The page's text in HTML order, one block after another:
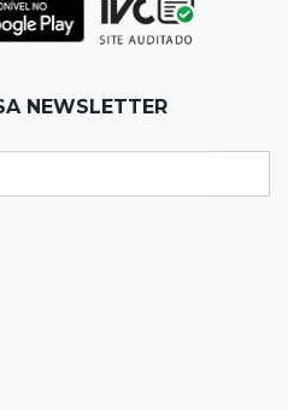
por 2 a 0 e sobe
NEWSLETTER